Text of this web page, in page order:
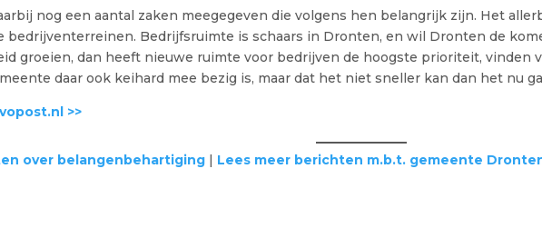
nog een aantal zaken meegegeven die volgens hen belangrijk zijn. Het
bedrijventerreinen. Bedrijfsruimte is schaars in Dronten, en wil Dronten de
groeien, dan heeft nieuwe ruimte voor bedrijven de hoogste prioriteit, vinden
daar ook keihard mee bezig is, maar dat het niet sneller kan dan het nu
>>
over belangenbehartiging | Lees meer berichten m.b.t. gemeente